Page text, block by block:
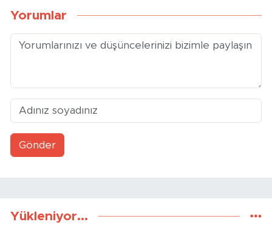
Yorumlar
Gönder
Yükleniyor...